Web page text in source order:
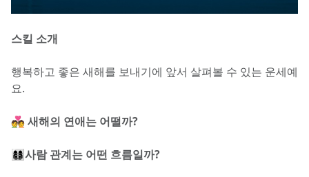
스킬 소개
행복하고 좋은 새해를 보내기에 앞서 살펴볼 수 있는 운세예
요.
💑 새해의 연애는 어떨까?
👩‍👩‍👦‍👦사람 관계는 어떤 흐름일까?